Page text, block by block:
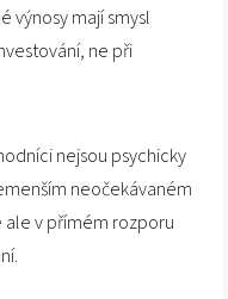
výnosy mají smysl
ne při
nejsou psychicky
neočekávaném
ale v přímém rozporu